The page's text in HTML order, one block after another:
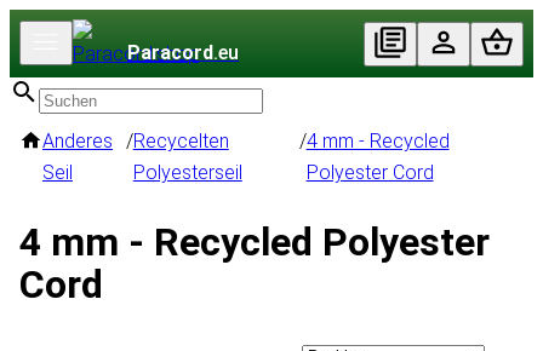
Paracord.eu
Anderes
Seil
/Recycelten
Polyesterseil
/4 mm - Recycled
Polyester Cord
4 mm - Recycled Polyester
Cord